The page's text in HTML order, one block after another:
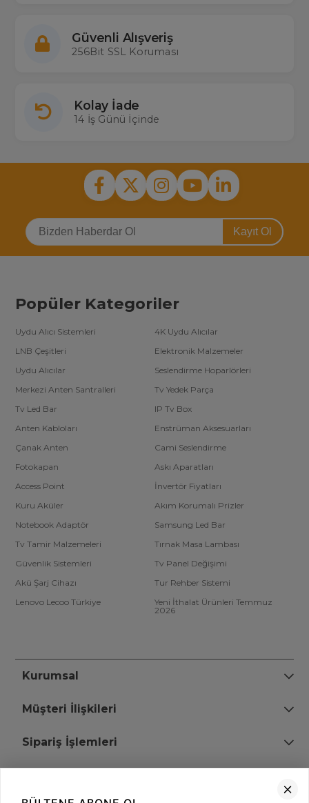
Güvenli Alışveriş
256Bit SSL Koruması
Kolay İade
14 İş Günü İçinde
Kayıt Ol
Popüler Kategoriler
Uydu Alıcı Sistemleri
4K Uydu Alıcılar
LNB Çeşitleri
Elektronik Malzemeler
Uydu Alıcılar
Seslendirme Hoparlörleri
Merkezi Anten Santralleri
Tv Yedek Parça
Tv Led Bar
IP Tv Box
Anten Kabloları
Enstrüman Aksesuarları
Çanak Anten
Cami Seslendirme
Fotokapan
Askı Aparatları
Access Point
İnvertör Fiyatları
Kuru Aküler
Akım Korumalı Prizler
Notebook Adaptör
Samsung Led Bar
Tv Tamir Malzemeleri
Tırnak Masa Lambası
Güvenlik Sistemleri
Tv Panel Değişimi
Akü Şarj Cihazı
Tur Rehber Sistemi
Lenovo Lecoo Türkiye
Yeni İthalat Ürünleri Temmuz
2026
Kurumsal
Müşteri İlişkileri
Sipariş İşlemleri